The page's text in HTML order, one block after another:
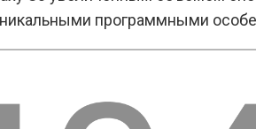
программными